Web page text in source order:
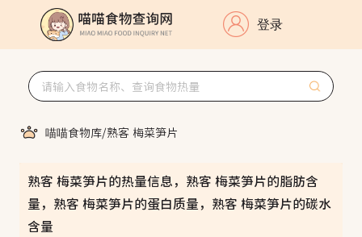
登录
喵喵食物库/熟客 梅菜笋片
熟客 梅菜笋片的热量信息，熟客 梅菜笋片的脂肪含
量，熟客 梅菜笋片的蛋白质量，熟客 梅菜笋片的碳水
含量